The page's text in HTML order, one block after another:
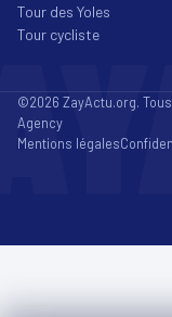
Tour des Yoles
Tour cycliste
©2026 ZayActu.org.
Agency
Mentions légales